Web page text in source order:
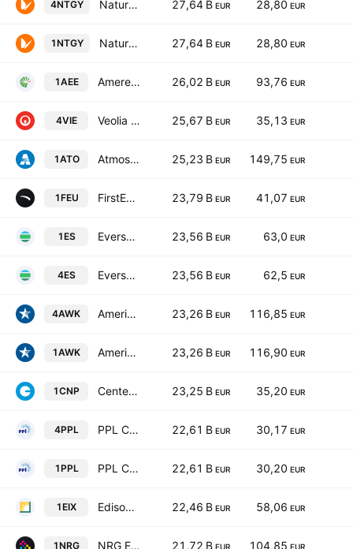
4NTGY Naturgy Energy Group, S.A. 27,64 B EUR 28,80 EUR
1NTGY Naturgy Energy Group, S.A. 27,64 B EUR 28,80 EUR
1AEE Ameren Corporation 26,02 B EUR 93,76 EUR
4VIE Veolia Environnement SA 25,67 B EUR 35,13 EUR
1ATO Atmos Energy Corporation 25,23 B EUR 149,75 EUR
1FEU FirstEnergy Corp. 23,79 B EUR 41,07 EUR
1ES Eversource Energy 23,56 B EUR 63,0 EUR
4ES Eversource Energy 23,56 B EUR 62,5 EUR
4AWK American Water Works Company, Inc. 23,26 B EUR 116,85 EUR
1AWK American Water Works Company, Inc. 23,26 B EUR 116,90 EUR
1CNP CenterPoint Energy, Inc. 23,25 B EUR 35,20 EUR
4PPL PPL Corporation 22,61 B EUR 30,17 EUR
1PPL PPL Corporation 22,61 B EUR 30,20 EUR
1EIX Edison International 22,46 B EUR 58,06 EUR
1NRG NRG Energy, Inc. 21,72 B EUR 104,85 EUR